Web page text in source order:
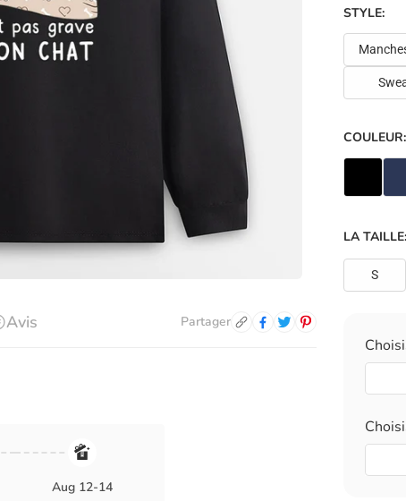
Avis Partager
Aug 12-14
STYLE:
COULEUR:
LA TAILLE:
S